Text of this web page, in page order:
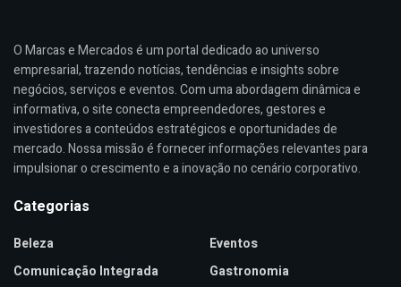
O Marcas e Mercados é um portal dedicado ao universo
empresarial, trazendo notícias, tendências e insights sobre
negócios, serviços e eventos. Com uma abordagem dinâmica e
informativa, o site conecta empreendedores, gestores e
investidores a conteúdos estratégicos e oportunidades de
mercado. Nossa missão é fornecer informações relevantes para
impulsionar o crescimento e a inovação no cenário corporativo.
Categorias
Beleza
Comunicação Integrada
Eventos
Gastronomia